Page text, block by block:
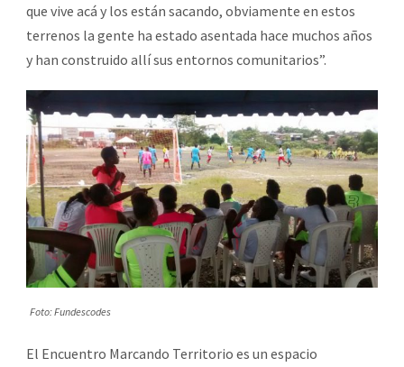
que vive acá y los están sacando, obviamente en estos
terrenos la gente ha estado asentada hace muchos años
y han construido allí sus entornos comunitarios”.
Foto: Fundescodes
El Encuentro Marcando Territorio es un espacio